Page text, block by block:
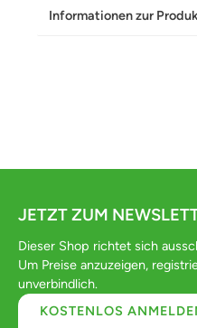
Informationen zur
JETZT ZUM
Dieser Shop richtet sich
Um Preise anzuzeigen,
unverbindlich.
KOSTENLOS